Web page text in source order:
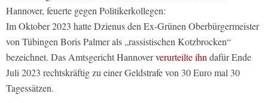
Hannover, feuerte gegen Politikerkollegen:
Im Oktober 2023 hatte Dzienus den Ex-Grünen Oberbürgermeister
von Tübingen Boris Palmer als „rassistischen Kotzbrocken“
bezeichnet. Das Amtsgericht Hannoververurteilte ihn dafür Ende
Juli 2023 rechtskräftig zu einer Geldstrafe von 30 Euro mal 30
Tagessätzen.